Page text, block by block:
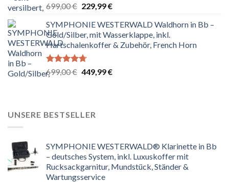
Bewertet
4.83
von 5
699,00€ Ursprünglicher
war:
699,00 €
229,99€Aktueller
ist:
229,99 €.
SYMPHONIE WESTERWALD Waldhorn in Bb –
Gold/Silber, mit Wasserklappe, inkl.
Hartschalenkoffer & Zubehör, French Horn
Bewertet
mit 4.67
699,00€ Ursprünglicher
449,99€Aktueller
UNSERE BESTSELLER
SYMPHONIE WESTERWALD® Klarinette in Bb
– deutsches System, inkl. Luxuskoffer mit
Rucksackgarnitur, Mundstück, Ständer &
Wartungsservice